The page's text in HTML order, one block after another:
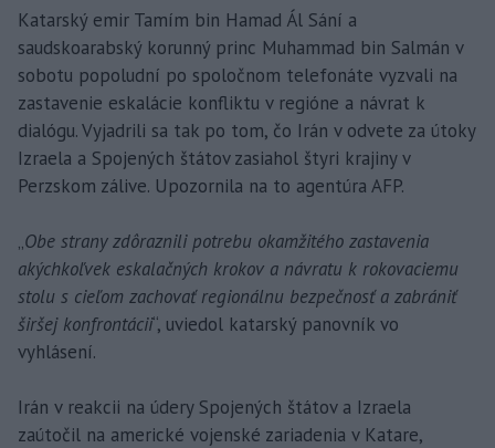
Katarský emir Tamím bin Hamad Ál Sání a
saudskoarabský korunný princ Muhammad bin Salmán v
sobotu popoludní po spoločnom telefonáte vyzvali na
zastavenie eskalácie konfliktu v regióne a návrat k
dialógu. Vyjadrili sa tak po tom, čo Irán v odvete za útoky
Izraela a Spojených štátov zasiahol štyri krajiny v
Perzskom zálive. Upozornila na to agentúra AFP.
„Obe strany zdôraznili potrebu okamžitého zastavenia
akýchkoľvek eskalačných krokov a návratu k rokovaciemu
stolu s cieľom zachovať regionálnu bezpečnosť a zabrániť
širšej konfrontácii“, uviedol katarský panovník vo
vyhlásení.
Irán v reakcii na údery Spojených štátov a Izraela
zaútočil na americké vojenské zariadenia v Katare,